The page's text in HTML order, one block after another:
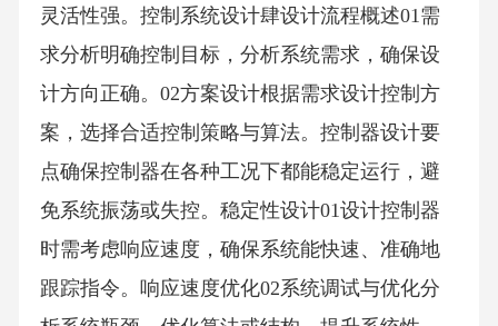
灵活性强。控制系统设计肆设计流程概述01需
求分析明确控制目标，分析系统需求，确保设
计方向正确。02方案设计根据需求设计控制方
案，选择合适控制策略与算法。控制器设计要
点确保控制器在各种工况下都能稳定运行，避
免系统振荡或失控。稳定性设计01设计控制器
时需考虑响应速度，确保系统能快速、准确地
跟踪指令。响应速度优化02系统调试与优化分